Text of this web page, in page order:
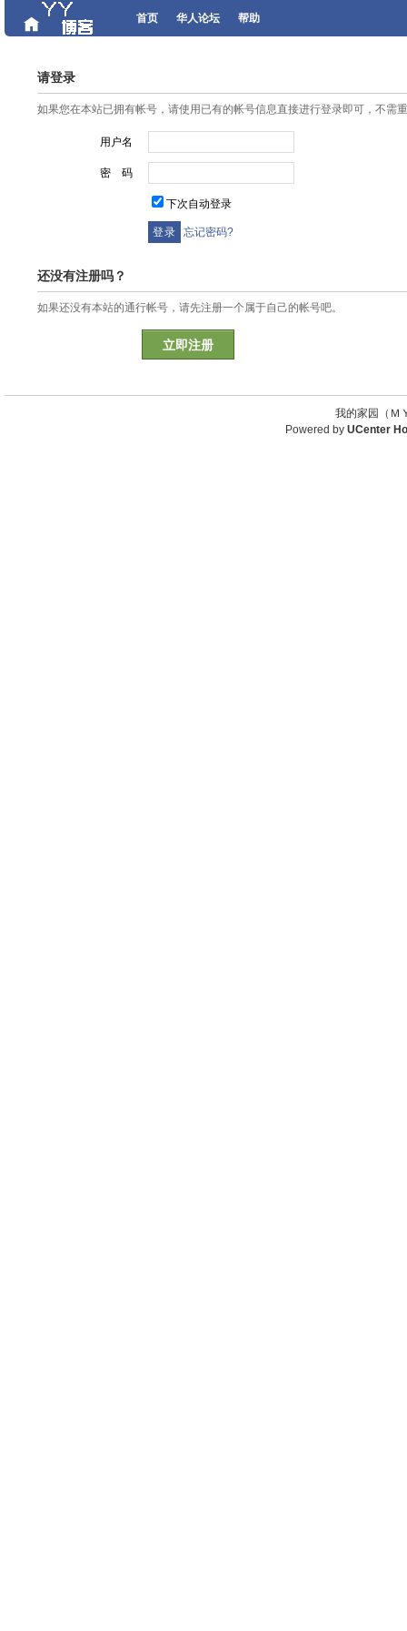
首页 华人论坛 帮助
请登录
如果您在本站已拥有帐号，请使用已有的帐号信息直接进行登录即可，不需
用户名
密 码
下次自动登录
忘记密码?
还没有注册吗？
如果还没有本站的通行帐号，请先注册一个属于自己的帐号吧。
立即注册
我的家园（
Powered by UCenter